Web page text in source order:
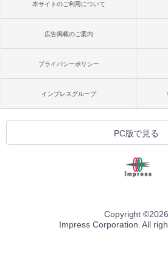
本サイトのご利用について
広告掲載のご案内
プライバシーポリシー
インプレスグループ
PC版で見る
Copyright ©2026
Impress Corporation. All